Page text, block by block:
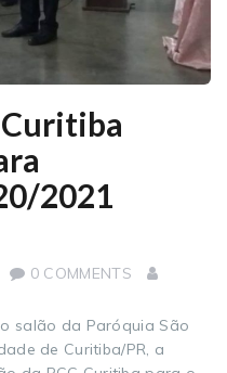
2021
0 COMMENTS
salão da Paróquia São
de Curitiba/PR, a